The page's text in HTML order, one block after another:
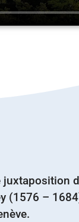
juxtaposition
(1576 –